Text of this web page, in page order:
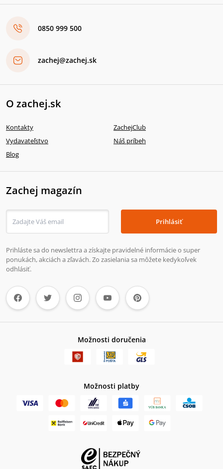
0850 999 500
zachej@zachej.sk
O zachej.sk
Kontakty
ZachejClub
Vydavateľstvo
Náš príbeh
Blog
Zachej magazín
Prihlásiť
Prihláste sa do newslettra a získajte pravidelné informácie o super
ponukách, akciách a zľavách. Zo zasielania sa môžete kedykoľvek
odhlásiť.
Možnosti doručenia
Možnosti platby